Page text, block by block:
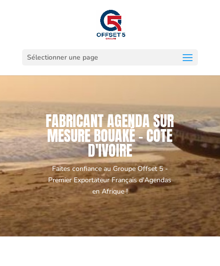
Sélectionner une page
FABRICANT AGENDA SUR
MESURE BOUAKÉ - COTE
D'IVOIRE
Faites confiance au Groupe Offset 5 -
Premier Exportateur Français d'Agendas
en Afrique !